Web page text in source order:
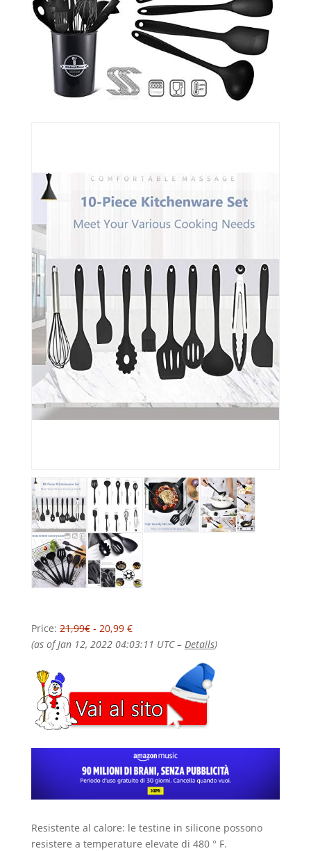
Price:21,99€- 20,99 €
(as of Jan 12, 2022 04:03:11 UTC – Details)
Resistente al calore: le testine in silicone possono
resistere a temperature elevate di 480 ° F.